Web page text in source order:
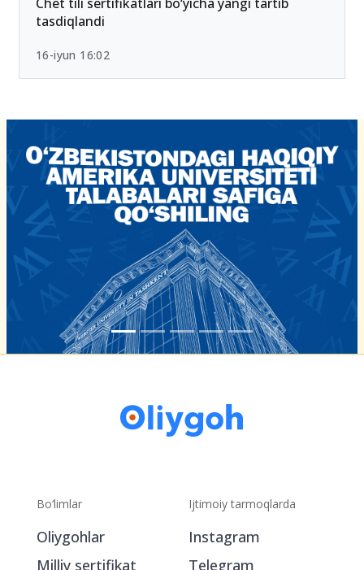
26-iyun 10:01
Chet tili sertifikatlari bo‘yicha yangi tartib
tasdiqlandi
Bo‘limlar Ijtimoiy tarmoqlarda